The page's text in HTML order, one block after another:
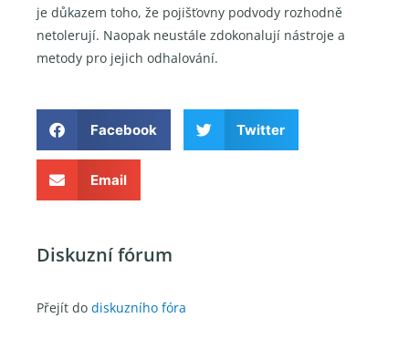
je důkazem toho, že pojišťovny podvody rozhodně
netolerují. Naopak neustále zdokonalují nástroje a
metody pro jejich odhalování.
Facebook Twitter
Email
Diskuzní fórum
Přejít do diskuzního fóra